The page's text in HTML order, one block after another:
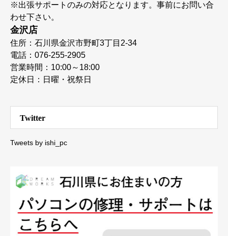
※出張サポートのみの対応となります。事前にお問い合
わせ下さい。
金沢店
住所：石川県金沢市野町3丁目2-34
電話：076-255-2905
営業時間：10:00～18:00
定休日：日曜・祝祭日
Twitter
Tweets by ishi_pc